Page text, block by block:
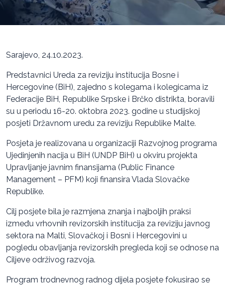
Sarajevo, 24.10.2023.
Predstavnici Ureda za reviziju institucija Bosne i
Hercegovine (BiH), zajedno s kolegama i kolegicama iz
Federacije BiH, Republike Srpske i Brčko distrikta, boravili
su u periodu 16-20. oktobra 2023. godine u studijskoj
posjeti Državnom uredu za reviziju Republike Malte.
Posjeta je realizovana u organizaciji Razvojnog programa
Ujedinjenih nacija u BiH (UNDP BiH) u okviru projekta
Upravljanje javnim finansijama (Public Finance
Management – PFM) koji finansira Vlada Slovačke
Republike.
Cilj posjete bila je razmjena znanja i najboljih praksi
između vrhovnih revizorskih institucija za reviziju javnog
sektora na Malti, Slovačkoj i Bosni i Hercegovini u
pogledu obavljanja revizorskih pregleda koji se odnose na
Ciljeve održivog razvoja.
Program trodnevnog radnog dijela posjete fokusirao se